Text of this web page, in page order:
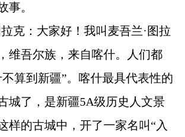
事。
：大家好！我叫麦吾兰·图拉
维吾尔族，来自喀什。人们都
算到新疆”。喀什最具代表性的
城了，是新疆5A级历史人文景
样的古城中，开了一家名叫“入